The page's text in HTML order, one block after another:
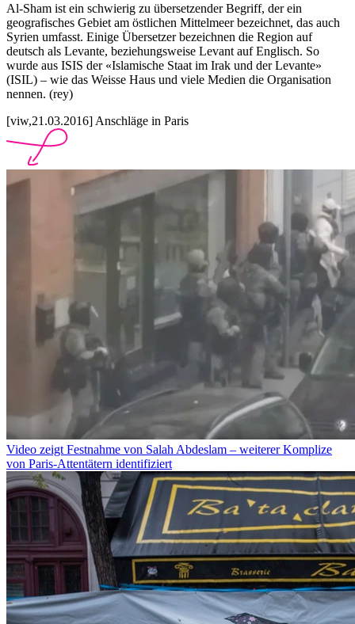
Al-Sham ist ein schwierig zu übersetzender Begriff, der ein
geografisches Gebiet am östlichen Mittelmeer bezeichnet, das auch
Syrien umfasst. Einige Übersetzer bezeichnen die Region auf
deutsch als Levante, beziehungsweise Levant auf Englisch. So
wurde aus ISIS der «Islamische Staat im Irak und der Levante»
(ISIL) – wie das Weisse Haus und viele Medien die Organisation
nennen. (rey)
[viw,21.03.2016] Anschläge in Paris
Video zeigt Festnahme von Salah Abdeslam – weiterer Komplize
von Paris-Attentätern identifiziert